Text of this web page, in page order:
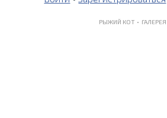
РЫЖИЙ КОТ • ГАЛЕРЕЯ